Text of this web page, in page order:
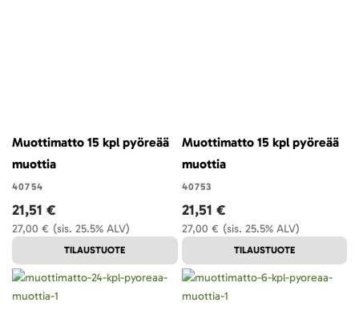
Muottimatto 15 kpl pyöreää
muottia
40754
(sis. 25.5% ALV)
27,00 €
21,51 €
TILAUSTUOTE
Muottimatto 15 kpl pyöreää
muottia
40753
(sis. 25.5% ALV)
27,00 €
21,51 €
TILAUSTUOTE